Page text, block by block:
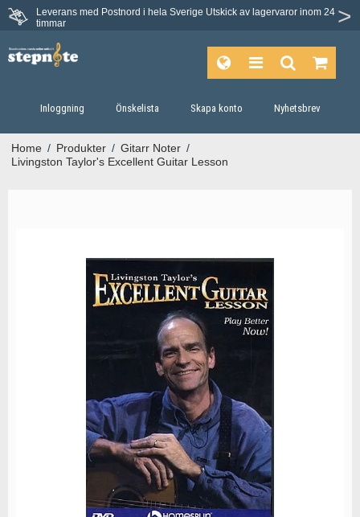
Leverans med Postnord i hela Sverige Utskick av lagervaror inom 24
timmar
Du har 30 dagars ångerrätt.
Inloggning Önskelista Skapa konto Nyhetsbrev
Home / Produkter / Gitarr Noter /
Livingston Taylor's Excellent Guitar Lesson